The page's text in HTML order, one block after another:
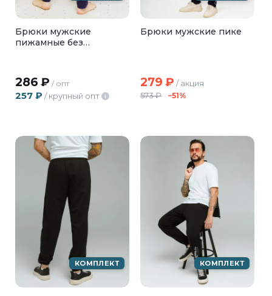
Брюки мужские
пижамные без
286 ₽ / опт
257 ₽ / крупный опт i
Брюки мужские пике
279 ₽ / акция
573₽ −51%
КОМПЛЕКТ КОМПЛЕКТ